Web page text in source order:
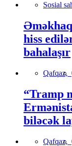
Sosial
hiss
bahalaşır
Qafqaz,
“Tramp
biləcək
Qafqaz,